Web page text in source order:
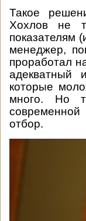
Такое
Хохлов не
показателям
менеджер,
проработал
адекватный
которые
много. Но
отбор.